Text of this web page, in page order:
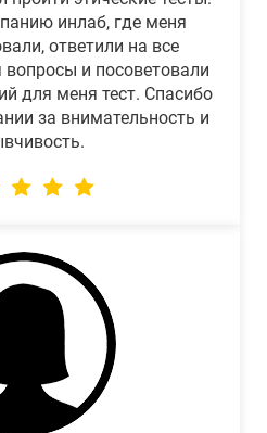
инлаб, где меня
ответили на все
и посоветовали
для меня тест. Спасибо
за внимательность и